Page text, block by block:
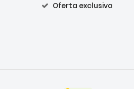
Oferta exclusiva